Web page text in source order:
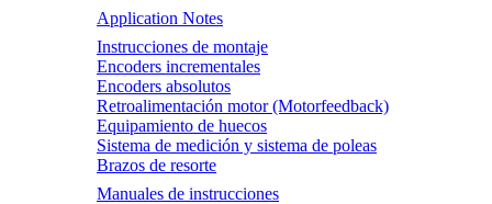
Application Notes
Instrucciones de montaje
Encoders incrementales
Encoders absolutos
Retroalimentación motor (Motorfeedback)
Equipamiento de huecos
Sistema de medición y sistema de poleas
Brazos de resorte
Manuales de instrucciones